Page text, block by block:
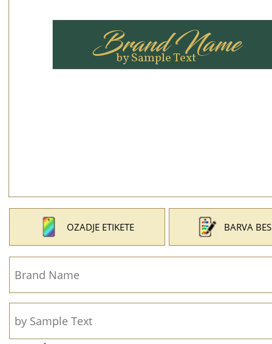
OZADJE ETIKETE BARVA